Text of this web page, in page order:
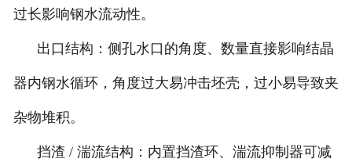
过长影响钢水流动性。
出口结构：侧孔水口的角度、数量直接影响结晶
器内钢水循环，角度过大易冲击坯壳，过小易导致夹
杂物堆积。
挡渣 / 湍流结构：内置挡渣环、湍流抑制器可减